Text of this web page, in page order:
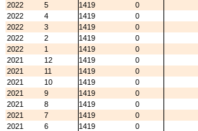
2022
5 1419
0
2022
4 1419
0
2022
3 1419
0
2022
2 1419
0
2022
1 1419
0
2021
12 1419
0
2021
11 1419
0
2021
10 1419
0
2021
9 1419
0
2021
8 1419
0
2021
7 1419
0
2021
6 1419
0